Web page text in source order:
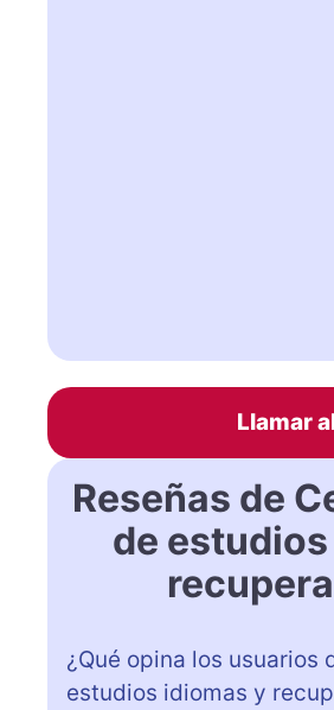
Llamar
Reseñas de
de
¿Qué opina los usuarios
estudios idiomas y